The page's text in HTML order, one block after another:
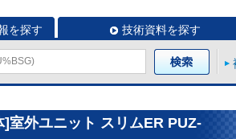
を探す 技術資料を探す
室外ユニット スリムER PUZ-